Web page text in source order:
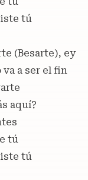
tú
(Besarte), ey
va a ser el fin
aquí?
tú
tú